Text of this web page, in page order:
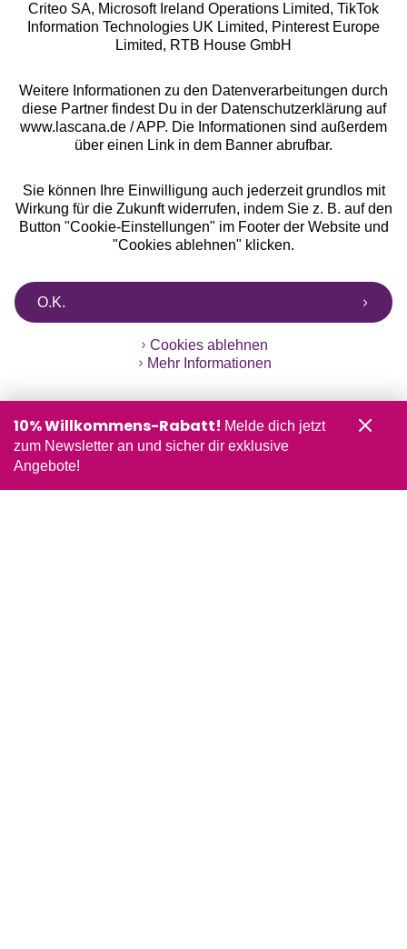
Alle Preise inkl. MwSt., zzgl.
Versandkosten
** Bonität vorausgesetzt, berechtigt zur Bonitätsprüfung
Criteo SA, Microsoft Ireland Operations Limited, TikTok
Information Technologies UK Limited, Pinterest Europe
Limited, RTB House GmbH
Weitere Informationen zu den Datenverarbeitungen durch
diese Partner findest Du in der Datenschutzerklärung auf
www.lascana.de / APP. Die Informationen sind außerdem
über einen Link in dem Banner abrufbar.
Sie können Ihre Einwilligung auch jederzeit grundlos mit
Wirkung für die Zukunft widerrufen, indem Sie z. B. auf den
Button "Cookie-Einstellungen" im Footer der Website und
"Cookies ablehnen" klicken.
O.K.
Cookies ablehnen
Mehr Informationen
10% Willkommens-Rabatt! Melde dich jetzt
zum Newsletter an und sicher dir exklusive
Angebote!